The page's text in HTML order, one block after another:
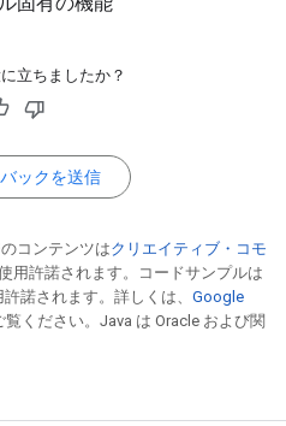
立ちましたか？
ックを送信
コンテンツはクリエイティブ・コモ
用許諾されます。コードサンプルは
諾されます。詳しくは、 Google
覧ください。Java は Oracle および関